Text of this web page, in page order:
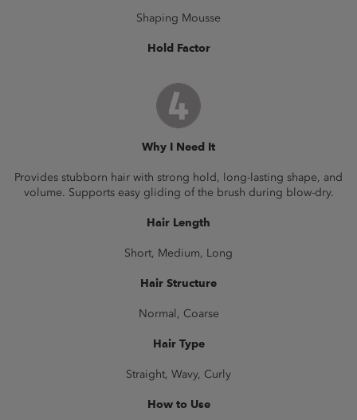
Shaping Mousse
Hold Factor
Why I Need It
Provides stubborn hair with strong hold, long-lasting shape, and
volume. Supports easy gliding of the brush during blow-dry.
Hair Length
Short, Medium, Long
Hair Structure
Normal, Coarse
Hair Type
Straight, Wavy, Curly
How to Use